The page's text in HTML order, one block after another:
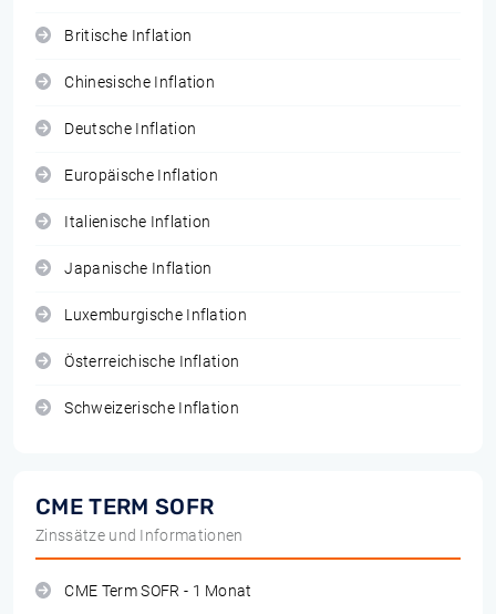
Britische Inflation
Chinesische Inflation
Deutsche Inflation
Europäische Inflation
Italienische Inflation
Japanische Inflation
Luxemburgische Inflation
Österreichische Inflation
Schweizerische Inflation
CME TERM SOFR
Zinssätze und Informationen
CME Term SOFR - 1 Monat